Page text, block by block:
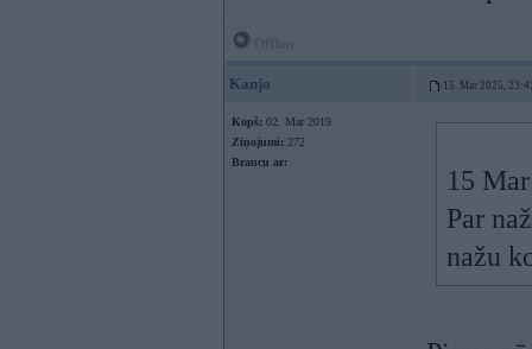
Kanjo 15. Mar 2025,
Kopš: 02. Mar 2019
Ziņojumi: 272
Braucu ar:
15
Par
nažu